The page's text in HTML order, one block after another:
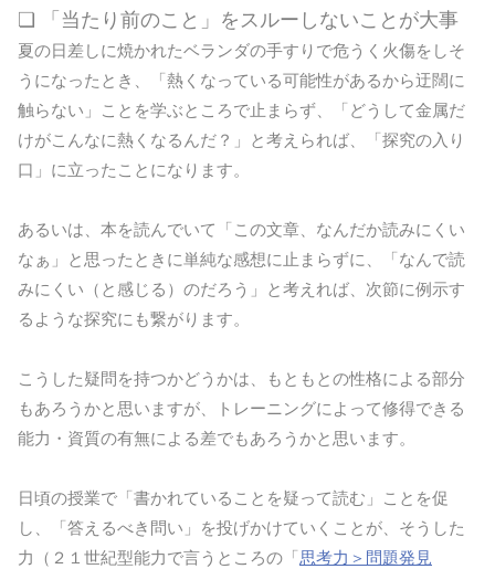
❏ 「当たり前のこと」をスルーしないことが大事
夏の日差しに焼かれたベランダの手すりで危うく火傷をしそ
うになったとき、「熱くなっている可能性があるから迂闊に
触らない」ことを学ぶところで止まらず、「どうして金属だ
けがこんなに熱くなるんだ？」と考えられば、「探究の入り
口」に立ったことになります。
あるいは、本を読んでいて「この文章、なんだか読みにくい
なぁ」と思ったときに単純な感想に止まらずに、「なんで読
みにくい（と感じる）のだろう」と考えれば、次節に例示す
るような探究にも繋がります。
こうした疑問を持つかどうかは、もともとの性格による部分
もあろうかと思いますが、トレーニングによって修得できる
能力・資質の有無による差でもあろうかと思います。
日頃の授業で「書かれていることを疑って読む」ことを促
し、「答えるべき問い」を投げかけていくことが、そうした
力（２１世紀型能力で言うところの「思考力＞問題発見